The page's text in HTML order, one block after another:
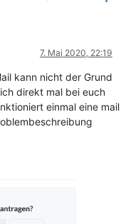
7. Mai 2020, 22:19
kann nicht der Grund
direkt mal bei euch
einmal eine mail